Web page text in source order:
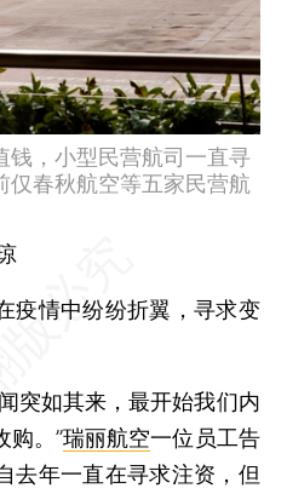
钱，小型民营航司一直寻
仅春秋航空等五家民营航
情中纷纷折翼，寻求变
如其来，最开始我们内
购。”瑞丽航空一位员工告
去年一直在寻求注资，但